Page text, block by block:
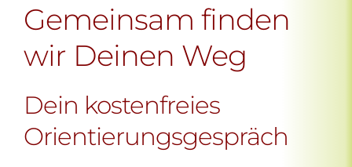
Gemeinsam finden
wir Deinen Weg
Dein kostenfreies
Orientierungsgespräch